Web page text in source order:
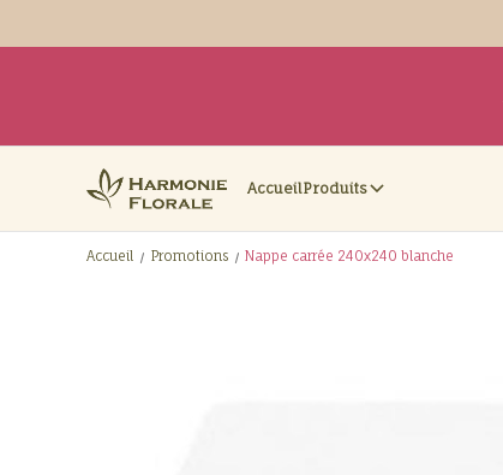
AccueilProduits
Accueil Promotions Nappe carrée 240x240 blanche